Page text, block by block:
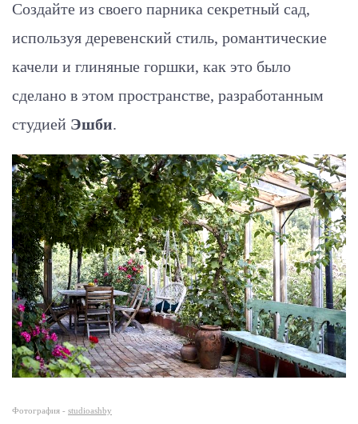
Создайте из своего парника секретный сад,
используя деревенский стиль, романтические
качели и глиняные горшки, как это было
сделано в этом пространстве, разработанным
студией Эшби.
Фотография - studioashby